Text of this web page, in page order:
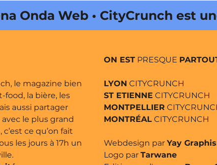
• CityCrunch est une
le magazine bien
food, la bière, les
aussi partager
le plus grand
ce qu’on fait
les jours à 17h un
ON EST PRESQUE
LYON CITYCRUNCH
ST ETIENNE CITYCRUNCH
MONTPELLIER
MONTRÉAL CITYCRUNCH
Webdesign par Yay
Logo par Tarwane